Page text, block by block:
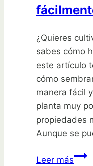
¿Quieres
sabes cómo
este artículo
cómo
manera fácil
planta muy
propiedades
Aunque se
Leer más